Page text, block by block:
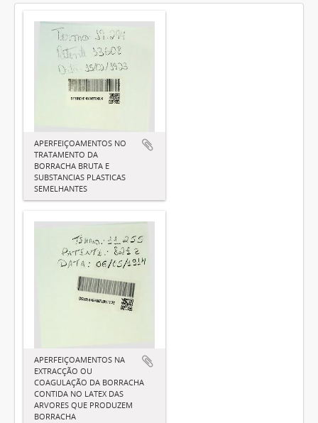
APERFEIÇOAMENTOS NO
TRATAMENTO DA
BORRACHA BRUTA E
SUBSTANCIAS PLASTICAS
SEMELHANTES
APERFEIÇOAMENTOS NA
EXTRACÇÃO OU
COAGULAÇÃO DA BORRACHA
CONTIDA NO LATEX DAS
ARVORES QUE PRODUZEM
BORRACHA